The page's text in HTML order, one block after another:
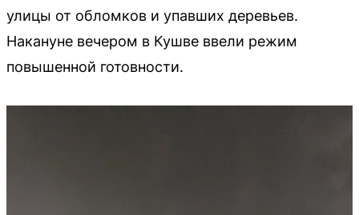
улицы от обломков и упавших деревьев.
Накануне вечером в Кушве ввели режим
повышенной готовности.